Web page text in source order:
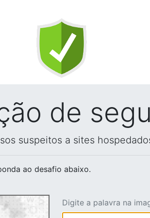
de
suspeitos a sites
ao desafio abaixo.
Digite a palavra na